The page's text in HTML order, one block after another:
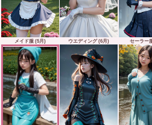
メイド服 (5月) ウエディング (6月) セーラー